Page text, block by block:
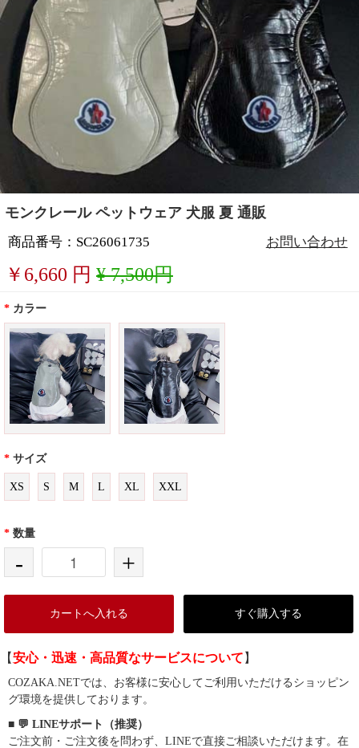
モンクレール ペットウェア 犬服 夏 通販
商品番号：SC26061735 お問い合わせ
￥ 6,660 円 ¥ 7,500円
* カラー
* サイズ
XS S M L XL XXL
* 数量
- +
カートへ入れる すぐ購入する
【安心・迅速・高品質なサービスについて 】
COZAKA.NETでは、お客様に安心してご利用いただけるショッピン
グ環境を提供しております。
■ 💬 LINEサポート（推奨）
ご注文前・ご注文後を問わず、LINEで直接ご相談いただけます。在